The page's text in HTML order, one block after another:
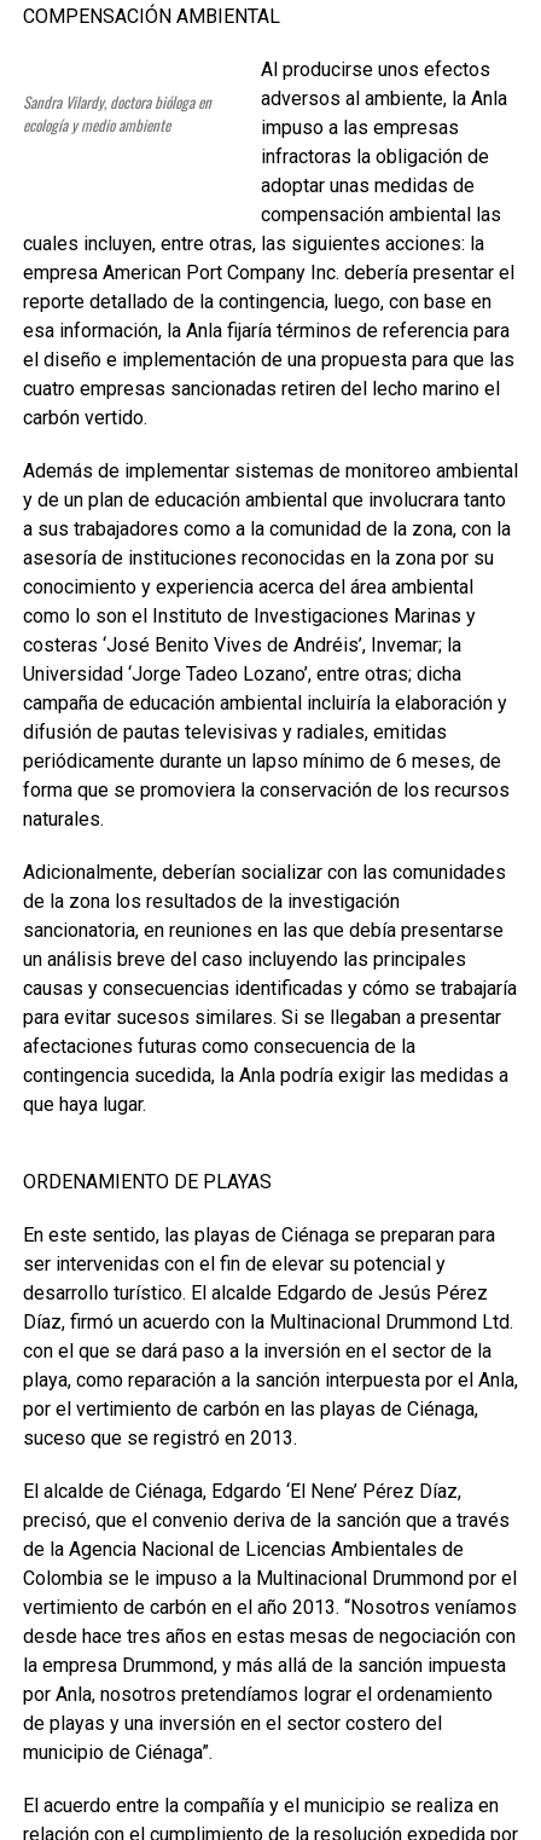
COMPENSACIÓN AMBIENTAL
Sandra Vilardy, doctora bióloga en
ecología y medio ambiente
Al producirse unos efectos
adversos al ambiente, la Anla
impuso a las empresas
infractoras la obligación de
adoptar unas medidas de
compensación ambiental las
cuales incluyen, entre otras, las siguientes acciones: la
empresa American Port Company Inc. debería presentar el
reporte detallado de la contingencia, luego, con base en
esa información, la Anla fijaría términos de referencia para
el diseño e implementación de una propuesta para que las
cuatro empresas sancionadas retiren del lecho marino el
carbón vertido.
Además de implementar sistemas de monitoreo ambiental
y de un plan de educación ambiental que involucrara tanto
a sus trabajadores como a la comunidad de la zona, con la
asesoría de instituciones reconocidas en la zona por su
conocimiento y experiencia acerca del área ambiental
como lo son el Instituto de Investigaciones Marinas y
costeras ‘José Benito Vives de Andréis’, Invemar; la
Universidad ‘Jorge Tadeo Lozano’, entre otras; dicha
campaña de educación ambiental incluiría la elaboración y
difusión de pautas televisivas y radiales, emitidas
periódicamente durante un lapso mínimo de 6 meses, de
forma que se promoviera la conservación de los recursos
naturales.
Adicionalmente, deberían socializar con las comunidades
de la zona los resultados de la investigación
sancionatoria, en reuniones en las que debía presentarse
un análisis breve del caso incluyendo las principales
causas y consecuencias identificadas y cómo se trabajaría
para evitar sucesos similares. Si se llegaban a presentar
afectaciones futuras como consecuencia de la
contingencia sucedida, la Anla podría exigir las medidas a
que haya lugar.
ORDENAMIENTO DE PLAYAS
En este sentido, las playas de Ciénaga se preparan para
ser intervenidas con el fin de elevar su potencial y
desarrollo turístico. El alcalde Edgardo de Jesús Pérez
Díaz, firmó un acuerdo con la Multinacional Drummond Ltd.
con el que se dará paso a la inversión en el sector de la
playa, como reparación a la sanción interpuesta por el Anla,
por el vertimiento de carbón en las playas de Ciénaga,
suceso que se registró en 2013.
El alcalde de Ciénaga, Edgardo ‘El Nene’ Pérez Díaz,
precisó, que el convenio deriva de la sanción que a través
de la Agencia Nacional de Licencias Ambientales de
Colombia se le impuso a la Multinacional Drummond por el
vertimiento de carbón en el año 2013. “Nosotros veníamos
desde hace tres años en estas mesas de negociación con
la empresa Drummond, y más allá de la sanción impuesta
por Anla, nosotros pretendíamos lograr el ordenamiento
de playas y una inversión en el sector costero del
municipio de Ciénaga”.
El acuerdo entre la compañía y el municipio se realiza en
relación con el cumplimiento de la resolución expedida por